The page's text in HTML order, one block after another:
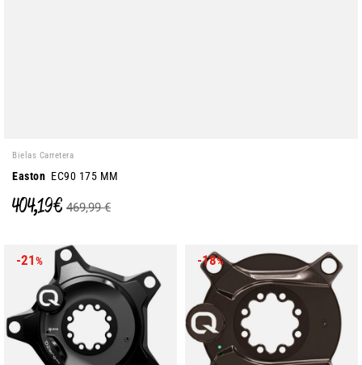
Bielas Carretera
Easton EC90 175 MM
404,19 € 469,99 €
-21% -18%